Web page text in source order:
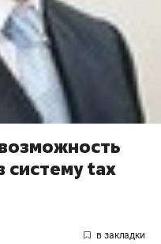
систему tax